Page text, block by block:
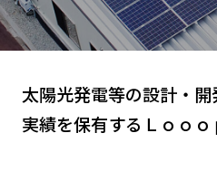
太陽光発電等の設計・
実績を保有するＬｏｏｏ